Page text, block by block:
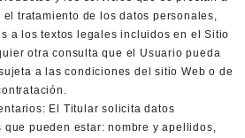
tratamiento de los datos personales,
a los textos legales incluidos en el Sitio
otra consulta que el Usuario pueda
a las condiciones del sitio Web o de
El Titular solicita datos
pueden estar: nombre y apellidos,